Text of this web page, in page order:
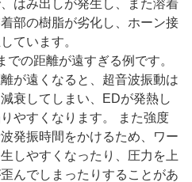
はみ出しが発生し、また溶着
部の樹脂が劣化し、ホーン接
ています。
の距離が遠すぎる例です。
が遠くなると、超音波振動は
衰してしまい、EDが発熱し
やすくなります。 また強度
発振時間をかけるため、ワー
しやすくなったり、圧力を上
んでしまったりすることがあ